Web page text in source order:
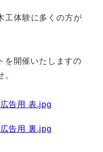
工体験に多くの方が
を開催いたしますの